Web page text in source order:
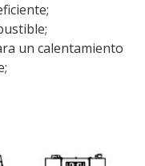
un calentamiento